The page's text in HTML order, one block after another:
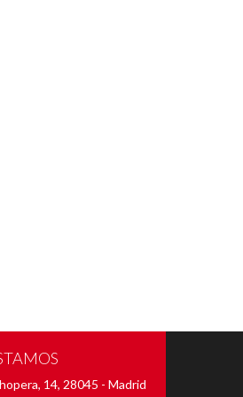
14, 28045 - Madrid